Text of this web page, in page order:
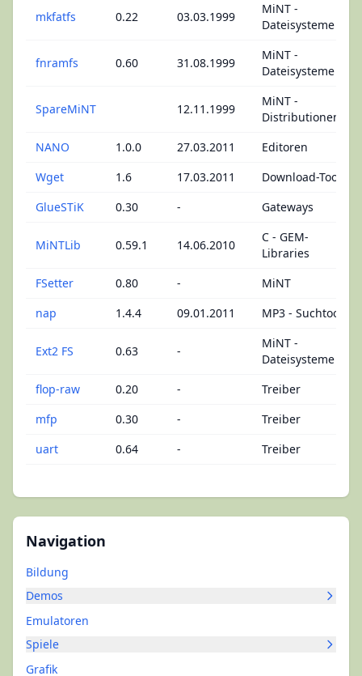
Navigation
Bildung
Demos
Emulatoren
Spiele
Grafik
mkfatfs 0.22 03.03.1999
MiNT -
Dateisysteme
fnramfs 0.60 31.08.1999
MiNT -
Dateisysteme
SpareMiNT 12.11.1999
MiNT -
Distributionen
NANO
1.0.0 27.03.2011
Editoren
Wget
1.6 17.03.2011
Download-Tools
GlueSTiK
0.30 - Gateways
MiNTLib 0.59.1 14.06.2010
C - GEM-
Libraries
FSetter
0.80 -
MiNT
nap
1.4.4 09.01.2011 MP3 - Suchtools
Ext2 FS 0.63 -
MiNT -
Dateisysteme
flop-raw
0.20 -
Treiber
mfp
0.30 -
Treiber
uart
0.64 - Treiber